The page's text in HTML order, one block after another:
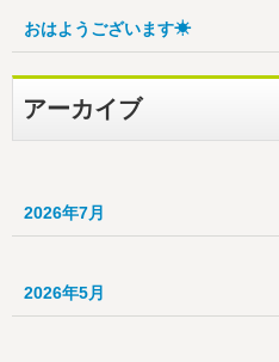
おはようございます☀
アーカイブ
2026年7月
2026年5月